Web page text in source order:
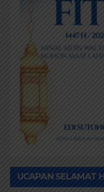
UCAPAN SELAMAT